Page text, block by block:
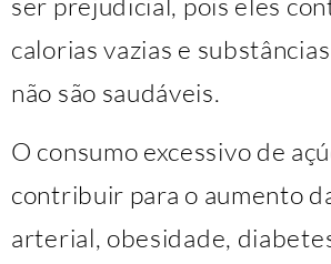
calorias vazias e
não são saudáveis.
O consumo excessivo de
contribuir para o aumento
arterial, obesidade,